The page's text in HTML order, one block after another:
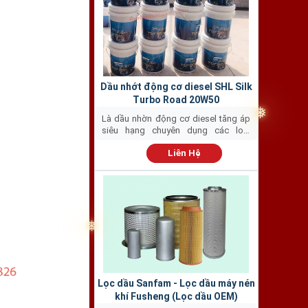
Dầu nhớt động cơ diesel SHL Silk
Turbo Road 20W50
Là dầu nhờn động cơ diesel tăng áp
siêu hạng chuyên dụng các loại
Liên Hệ
Lọc dầu Sanfam - Lọc dầu máy nén
khí Fusheng (Lọc dầu OEM)